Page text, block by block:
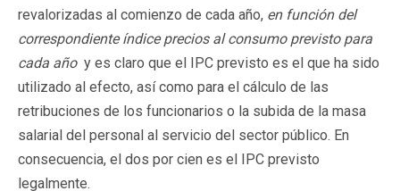
revalorizadas al comienzo de cada año, en función del
correspondiente índice precios al consumo previsto para
cada año y es claro que el IPC previsto es el que ha sido
utilizado al efecto, así como para el cálculo de las
retribuciones de los funcionarios o la subida de la masa
salarial del personal al servicio del sector público. En
consecuencia, el dos por cien es el IPC previsto
legalmente.